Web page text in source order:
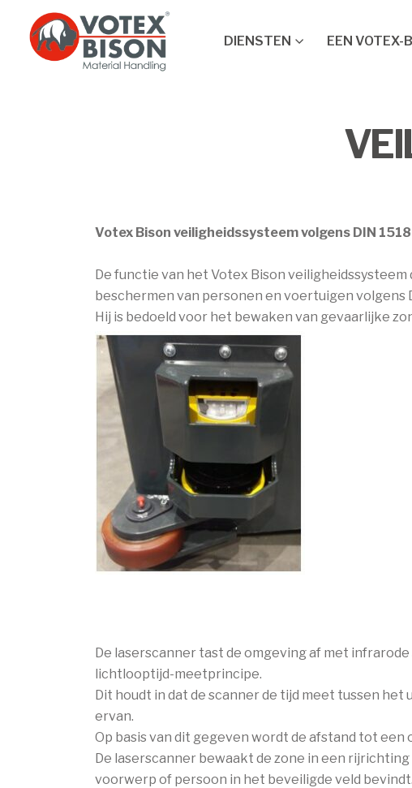
DIENSTEN EEN VOTEX-
Votex Bison veiligheidssysteem volgens DIN
De functie van het Votex Bison
beschermen van personen en voertuigen volgens
Hij is bedoeld voor het bewaken van gevaarlijke
De laserscanner tast de omgeving af met
lichtlooptijd-meetprincipe.
Dit houdt in dat de scanner de tijd meet tussen
ervan.
Op basis van dit gegeven wordt de afstand tot een
De laserscanner bewaakt de zone in een
voorwerp of persoon in het beveiligde veld bevindt.